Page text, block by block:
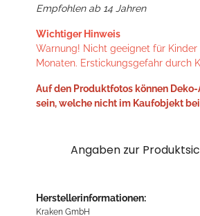
Empfohlen ab 14 Jahren
Wichtiger Hinweis
Warnung! Nicht geeignet für Kinder
Monaten. Erstickungsgefahr durch
Auf den Produktfotos können
sein, welche nicht im Kaufobjekt
Angaben zur
Herstellerinformationen:
Kraken GmbH